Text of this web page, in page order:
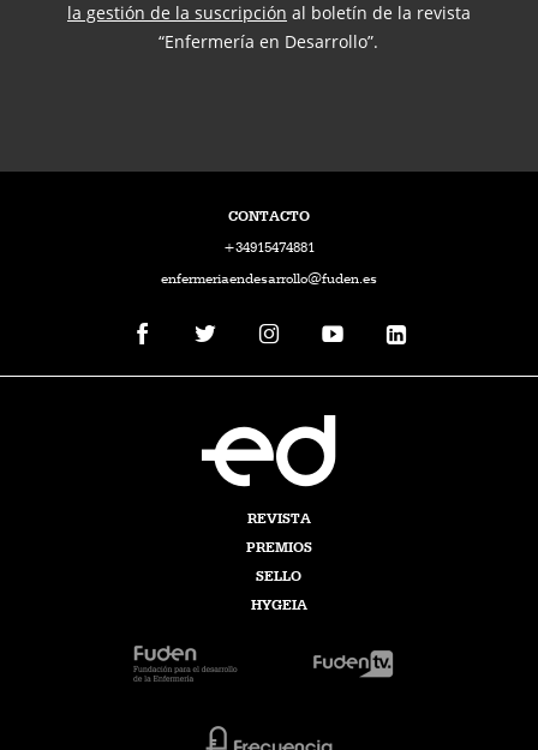
la gestión de la suscripción al boletín de la revista
“Enfermería en Desarrollo”.
CONTACTO
+34915474881
enfermeriaendesarrollo@fuden.es
REVISTA
PREMIOS
SELLO
HYGEIA